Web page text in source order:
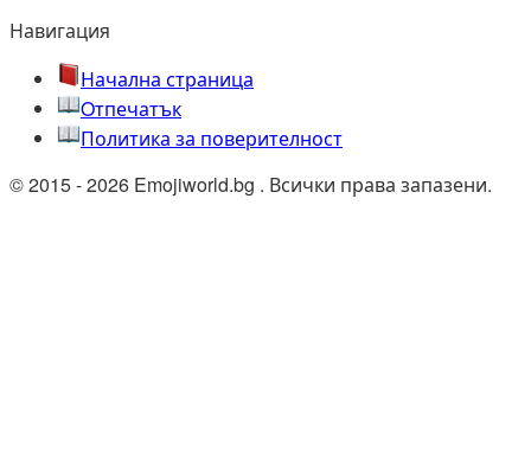
Навигация
Начална страница
Oтпечатък
Политика за поверителност
© 2015 - 2026 Emojiworld.bg . Всички права запазени.